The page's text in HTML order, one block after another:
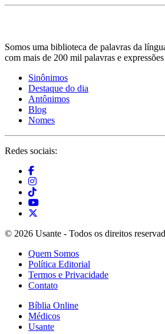
Somos uma biblioteca de palavras da
com mais de 200 mil palavras e
Sinônimos
Destaque do dia
Antônimos
Blog
Nomes
Redes sociais:
© 2026 Usante - Todos os direitos
Quem Somos
Política Editorial
Termos e Privacidade
Contato
Bíblia Online
Médicos
Usante